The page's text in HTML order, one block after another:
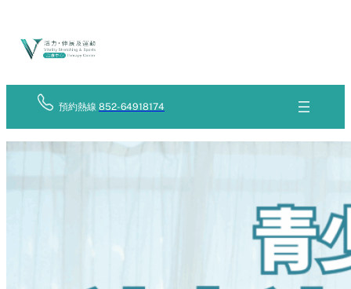
content
預約熱線852-64918174